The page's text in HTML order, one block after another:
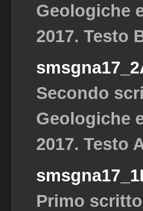
Geologiche
2017. Testo
Secondo
Geologiche
2017. Testo
Primo